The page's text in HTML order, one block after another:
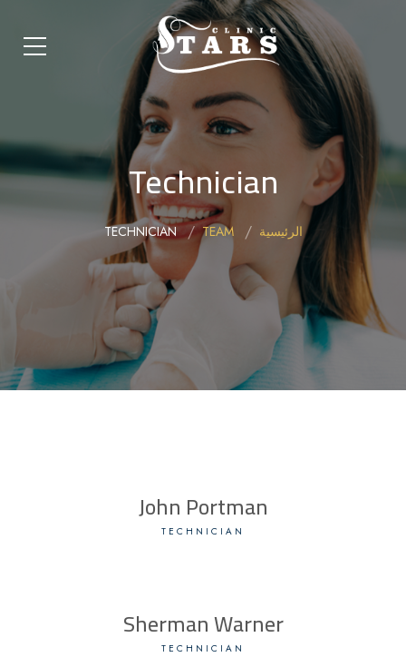
Technician
الرئيسية TEAM
TECHNICIAN
John Portman
TECHNICIAN
Sherman Warner
TECHNICIAN